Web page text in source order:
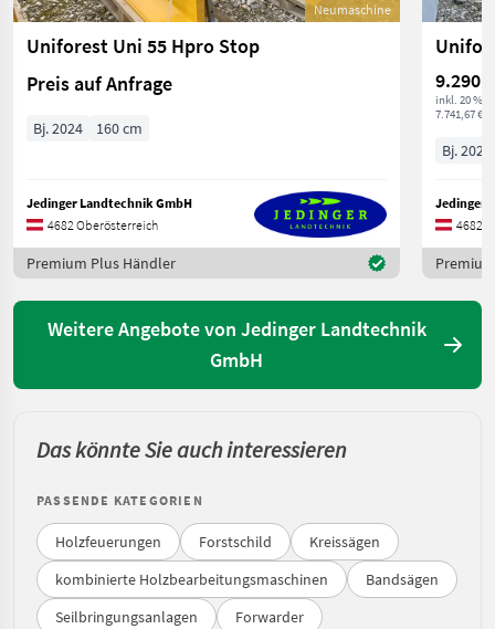
Neumaschine
Uniforest Uni 55 Hpro Stop
Preis auf Anfrage
Bj. 2024 160 cm
Jedinger Landtechnik GmbH
4682 Oberösterreich
Premium Plus Händler
9.290 €
inkl. 20 %
7.741,67 €
Bj. 2024
Jedinger
4682
Weitere Angebote von Jedinger Landtechnik
GmbH
Das könnte Sie auch interessieren
PASSENDE KATEGORIEN
Holzfeuerungen Forstschild
Kreissägen
kombinierte Holzbearbeitungsmaschinen
Bandsägen
Seilbringungsanlagen
Forwarder